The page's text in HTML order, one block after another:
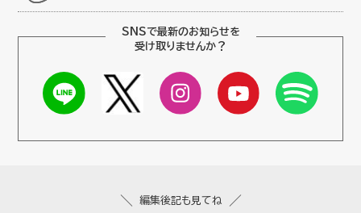
SNSで最新のお知らせを
受け取りませんか？
編集後記も見てね